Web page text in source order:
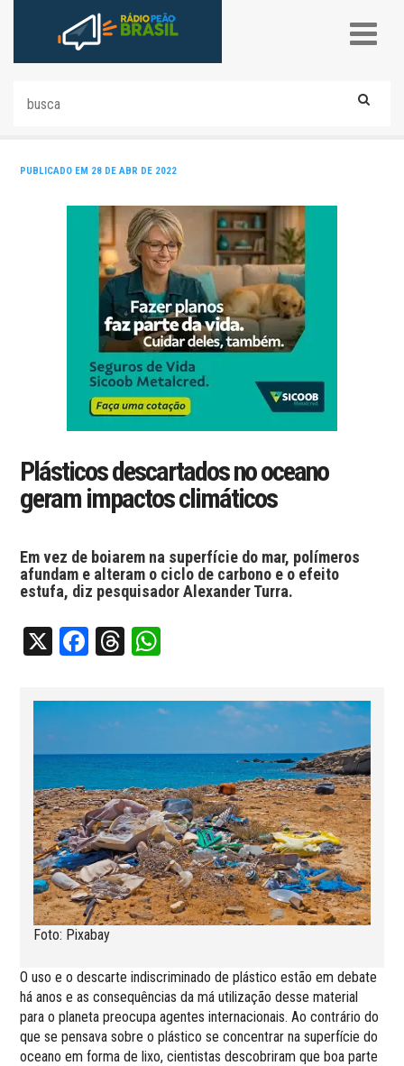
PUBLICADO EM 28 DE ABR DE 2022
Plásticos descartados no oceano
geram impactos climáticos
Em vez de boiarem na superfície do mar, polímeros
afundam e alteram o ciclo de carbono e o efeito
estufa, diz pesquisador Alexander Turra.
X Facebook
Threads
Foto: Pixabay
O uso e o descarte indiscriminado de plástico estão em debate
há anos e as consequências da má utilização desse material
para o planeta preocupa agentes internacionais. Ao contrário do
que se pensava sobre o plástico se concentrar na superfície do
oceano em forma de lixo, cientistas descobriram que boa parte